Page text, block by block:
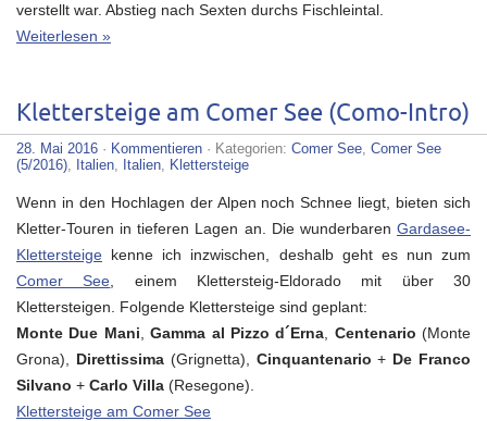
verstellt war. Abstieg nach Sexten durchs Fischleintal.
Weiterlesen »
Klettersteige am Comer See (Como-Intro)
28. Mai 2016 · Kommentieren · Kategorien: Comer See, Comer See
(5/2016), Italien, Italien, Klettersteige
Wenn in den Hochlagen der Alpen noch Schnee liegt, bieten sich
Kletter-Touren in tieferen Lagen an. Die wunderbaren Gardasee-
Klettersteige kenne ich inzwischen, deshalb geht es nun zum
Comer See , einem Klettersteig-Eldorado mit über 30
Klettersteigen. Folgende Klettersteige sind geplant:
Monte Due Mani ,Gamma al Pizzo d´Erna Centenario (Monte
Grona), Direttissima(Grignetta), Cinquantenario + De Franco
Silvano + Carlo Villa (Resegone).
Klettersteige am Comer See